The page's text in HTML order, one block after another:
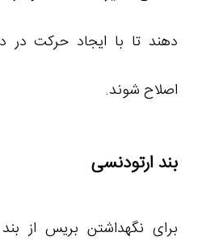
دهند تا با ایجاد حرکت در
اصلاح شوند.
بند ارتودنسی
برای نگهداشتن بریس از